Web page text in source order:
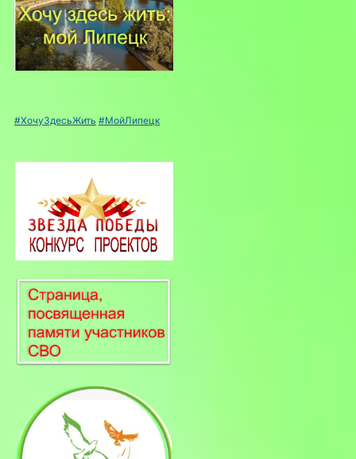
#ХочуЗдесьЖить #МойЛипецк